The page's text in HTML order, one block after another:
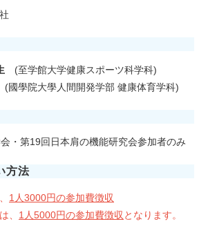
(至学館大学健康スポーツ科学科)
(國學院大學人間開発学部 健康体育学科)
・第19回日本肩の機能研究会参加者のみ
方法
1人3000円の参加費徴収
、 1人5000円の参加費徴収となります。